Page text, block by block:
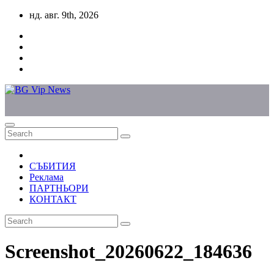
Skip
content
нд. авг. 9th, 2026
СЪБИТИЯ
Реклама
ПАРТНЬОРИ
КОНТАКТ
Screenshot_20260622_184636